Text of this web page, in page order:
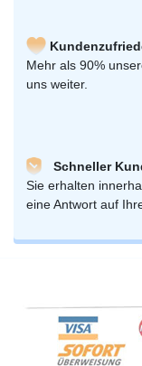
Mehr als 90%
uns weiter.
Schneller
Sie erhalten
eine Antwort auf